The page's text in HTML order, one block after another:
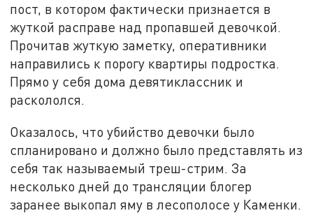
пост, в котором фактически признается в
жуткой расправе над пропавшей девочкой.
Прочитав жуткую заметку, оперативники
направились к порогу квартиры подростка.
Прямо у себя дома девятиклассник и
раскололся.
Оказалось, что убийство девочки было
спланировано и должно было представлять из
себя так называемый треш-стрим. За
несколько дней до трансляции блогер
заранее выкопал яму в лесополосе у Каменки.